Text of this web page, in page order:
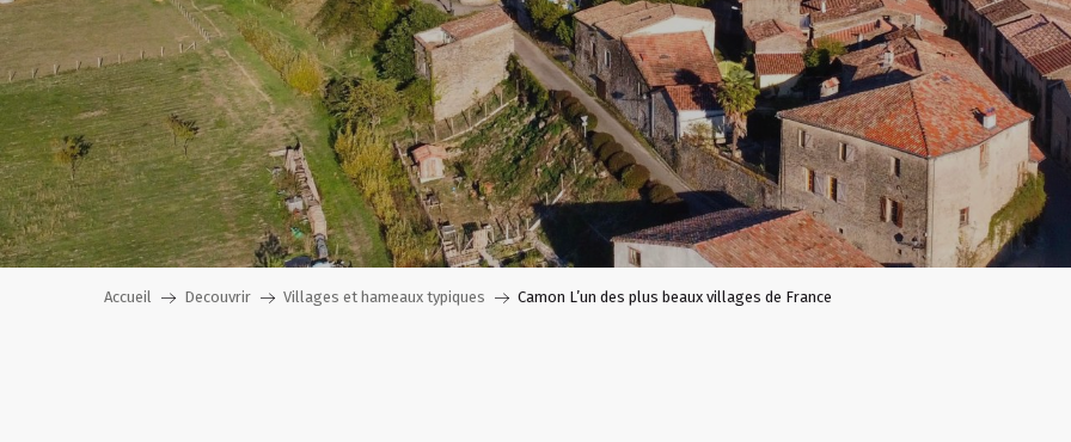
Accueil Decouvrir Villages et hameaux typiques Camon L’un des plus beaux villages de France